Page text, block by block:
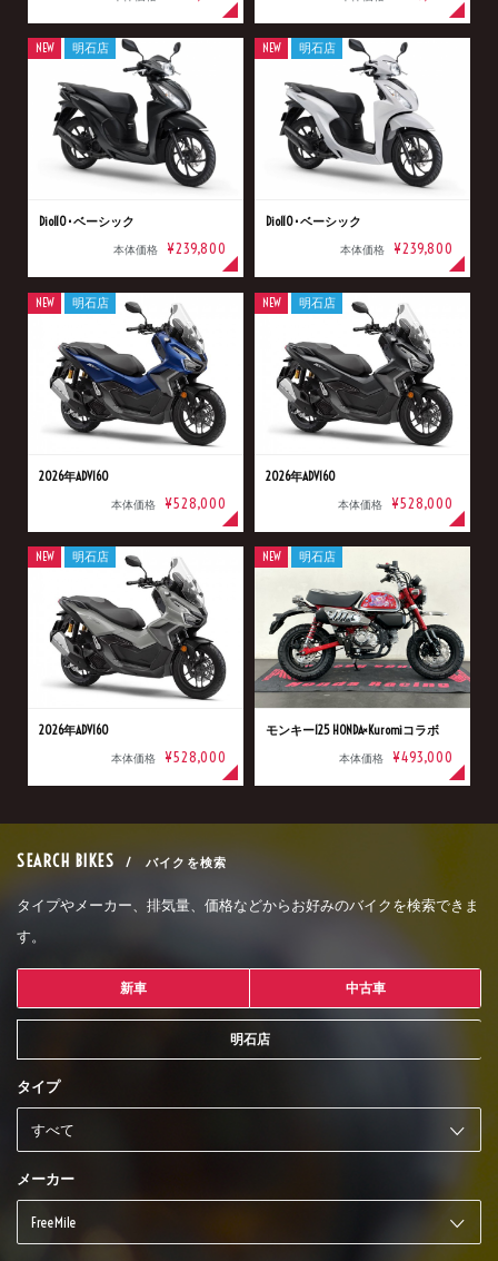
Dio110･ベーシック
本体価格 ¥239,800
NEW 明石店
Dio110･ベーシック
本体価格 ¥239,800
NEW 明石店
2026年ADV160
本体価格 ¥528,000
NEW 明石店
2026年ADV160
本体価格 ¥528,000
NEW 明石店
2026年ADV160
本体価格 ¥528,000
NEW 明石店
モンキー125 HONDA×Kuromiコラボ
本体価格 ¥493,000
NEW 明石店
SEARCH BIKES / バイクを検索
タイプやメーカー、排気量、価格などからお好みのバイクを検索できま
す。
新車 中古車
明石店
タイプ
メーカー